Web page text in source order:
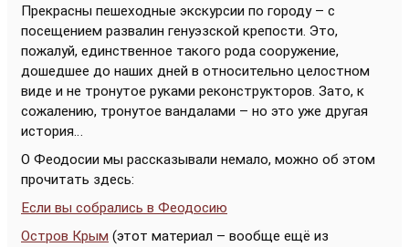
Прекрасны пешеходные экскурсии по городу – с
посещением развалин генуэзской крепости. Это,
пожалуй, единственное такого рода сооружение,
дошедшее до наших дней в относительно целостном
виде и не тронутое руками реконструкторов. Зато, к
сожалению, тронутое вандалами – но это уже другая
история…
О Феодосии мы рассказывали немало, можно об этом
прочитать здесь:
Если вы собрались в Феодосию
Остров Крым (этот материал – вообще ещё из